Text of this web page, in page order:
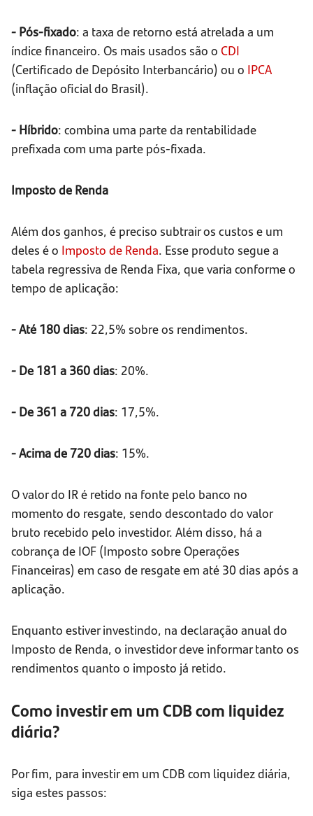
- Pós-fixado: a taxa de retorno está atrelada a um
índice financeiro. Os mais usados são o CDI
(Certificado de Depósito Interbancário) ou o IPCA
(inflação oficial do Brasil).
- Híbrido: combina uma parte da rentabilidade
prefixada com uma parte pós-fixada.
Imposto de Renda
Além dos ganhos, é preciso subtrair os custos e um
deles é o Imposto de Renda. Esse produto segue a
tabela regressiva de Renda Fixa, que varia conforme o
tempo de aplicação:
- Até 180 dias: 22,5% sobre os rendimentos.
- De 181 a 360 dias: 20%.
- De 361 a 720 dias: 17,5%.
- Acima de 720 dias: 15%.
O valor do IR é retido na fonte pelo banco no
momento do resgate, sendo descontado do valor
bruto recebido pelo investidor. Além disso, há a
cobrança de IOF (Imposto sobre Operações
Financeiras) em caso de resgate em até 30 dias após a
aplicação.
Enquanto estiver investindo, na declaração anual do
Imposto de Renda, o investidor deve informar tanto os
rendimentos quanto o imposto já retido.
Como investir em um CDB com liquidez
diária?
Por fim, para investir em um CDB com liquidez diária,
siga estes passos: